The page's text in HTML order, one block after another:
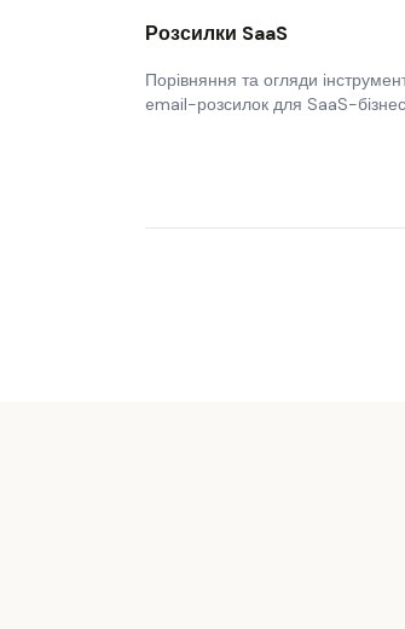
Розсилки SaaS
Порівняння та огляди
email-розсилок для SaaS-